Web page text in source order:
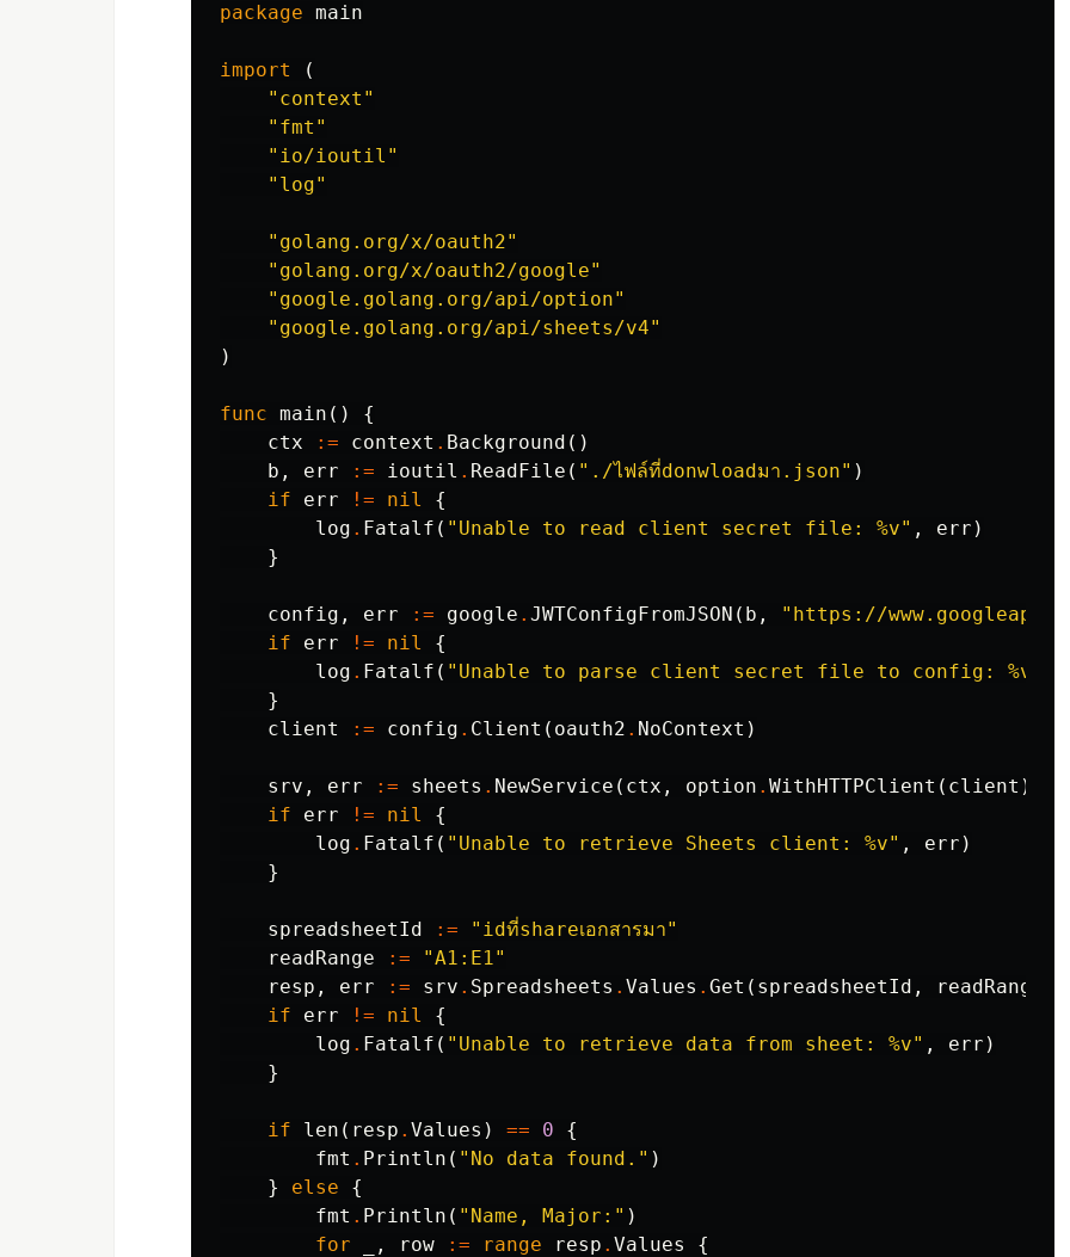
package main
import
(
"context"
"fmt"
"io/ioutil"
"log"
"golang.org/x/oauth2"
"golang.org/x/oauth2/google"
"google.golang.org/api/option"
"google.golang.org/api/sheets/v4"
)
func main ()
{
ctx
:= context . Background ()
b , err := ioutil . ReadFile ( "./ไฟล์ที่donwloadมา.json" )
if
err != nil
{
log . Fatalf ( "Unable to read client secret file: %v" , err )
}
config , err := google . JWTConfigFromJSON ( b , "https://
if
err != nil
{
log . Fatalf ( "Unable to parse client secret file to config: %v"
}
client
:= config . Client ( oauth2 . NoContext )
srv , err := sheets . NewService ( ctx , option . WithHTTPClient ( client ))
if
err != nil
{
log . Fatalf ( "Unable to retrieve Sheets client: %v" , err )
}
spreadsheetId :=
"idที่shareเอกสารมา"
readRange
:=
"A1:E1"
resp , err := srv . Spreadsheets . Values . Get ( spreadsheetId , readRange
if
err != nil
{
log . Fatalf ( "Unable to retrieve data from sheet: %v" , err )
}
if len ( resp . Values ) == 0
{
fmt . Println ( "No data found." )
}
else
{
fmt . Println ( "Name, Major:" )
for
, row := range resp . Values
{